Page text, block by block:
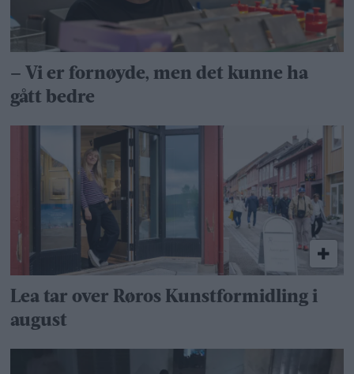
– Vi er fornøyde, men det kunne ha
gått bedre
Lea tar over Røros Kunstformidling i
august